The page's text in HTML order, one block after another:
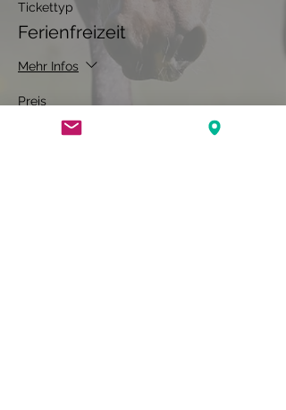
Tickettyp
Ferienfreizeit
Mehr Infos
Preis
230,00 €